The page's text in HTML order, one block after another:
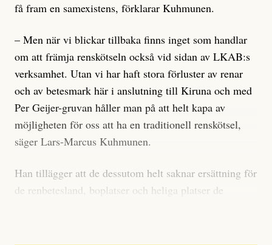
få fram en samexistens, förklarar Kuhmunen.
– Men när vi blickar tillbaka finns inget som handlar
om att främja renskötseln också vid sidan av LKAB:s
verksamhet. Utan vi har haft stora förluster av renar
och av betesmark här i anslutning till Kiruna och med
Per Geijer-gruvan håller man på att helt kapa av
möjligheten för oss att ha en traditionell renskötsel,
säger Lars-Marcus Kuhmunen.
Han tillägger att de dessutom helt saknar ersättning för
de renbetesland, boplatser och heliga platser de